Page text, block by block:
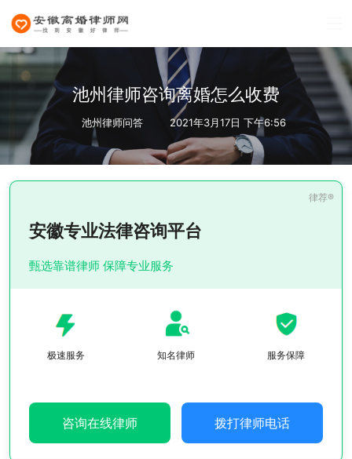
池州律师咨询离婚怎么收费
池州律师问答 2021年3月17日 下午6:56
安徽专业法律咨询平台
甄选靠谱律师 保障专业服务
极速服务 知名律师 服务保障
咨询在线律师 拨打律师电话